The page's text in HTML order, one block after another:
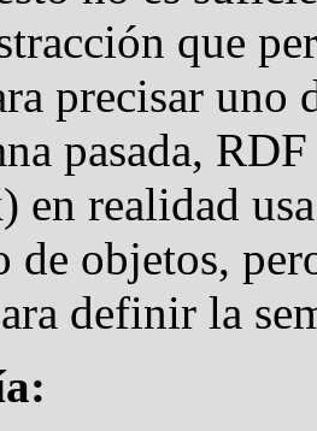
que
precisar uno
pasada,
en realidad
de objetos,
definir la